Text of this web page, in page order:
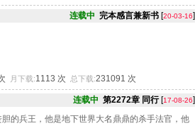
连载中 完本感言兼新书 [20-03-16]
月下载:1113 次 总下载:231091 次
连载中 第2272章 同行[17-08-26]
的兵王，他是地下世界大名鼎鼎的杀手法官，他